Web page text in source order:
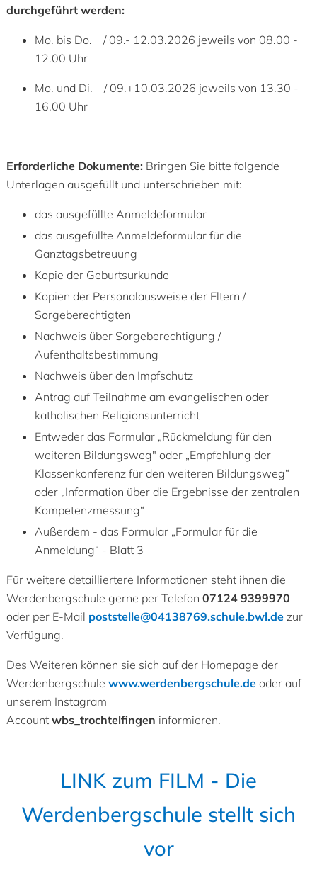
durchgeführt werden:
Mo. bis Do. / 09.- 12.03.2026 jeweils von 08.00 -
12.00 Uhr
Mo. und Di. / 09.+10.03.2026 jeweils von 13.30 -
16.00 Uhr
Erforderliche Dokumente: Bringen Sie bitte folgende
Unterlagen ausgefüllt und unterschrieben mit:
das ausgefüllte Anmeldeformular
das ausgefüllte Anmeldeformular für die
Ganztagsbetreuung
Kopie der Geburtsurkunde
Kopien der Personalausweise der Eltern /
Sorgeberechtigten
Nachweis über Sorgeberechtigung /
Aufenthaltsbestimmung
Nachweis über den Impfschutz
Antrag auf Teilnahme am evangelischen oder
katholischen Religionsunterricht
Entweder das Formular „Rückmeldung für den
weiteren Bildungsweg" oder „Empfehlung der
Klassenkonferenz für den weiteren Bildungsweg“
oder „Information über die Ergebnisse der zentralen
Kompetenzmessung“
Außerdem - das Formular „Formular für die
Anmeldung“ - Blatt 3
Für weitere detailliertere Informationen steht ihnen die
Werdenbergschule gerne per Telefon 07124 9399970
oder per E-Mail poststelle@04138769.schule.bwl.dezur
Verfügung.
Des Weiteren können sie sich auf der Homepage der
Werdenbergschule www.werdenbergschule.deoder auf
unserem Instagram
Account wbs_trochtelfingen informieren.
LINK zum FILM - Die
Werdenbergschule stellt sich
vor